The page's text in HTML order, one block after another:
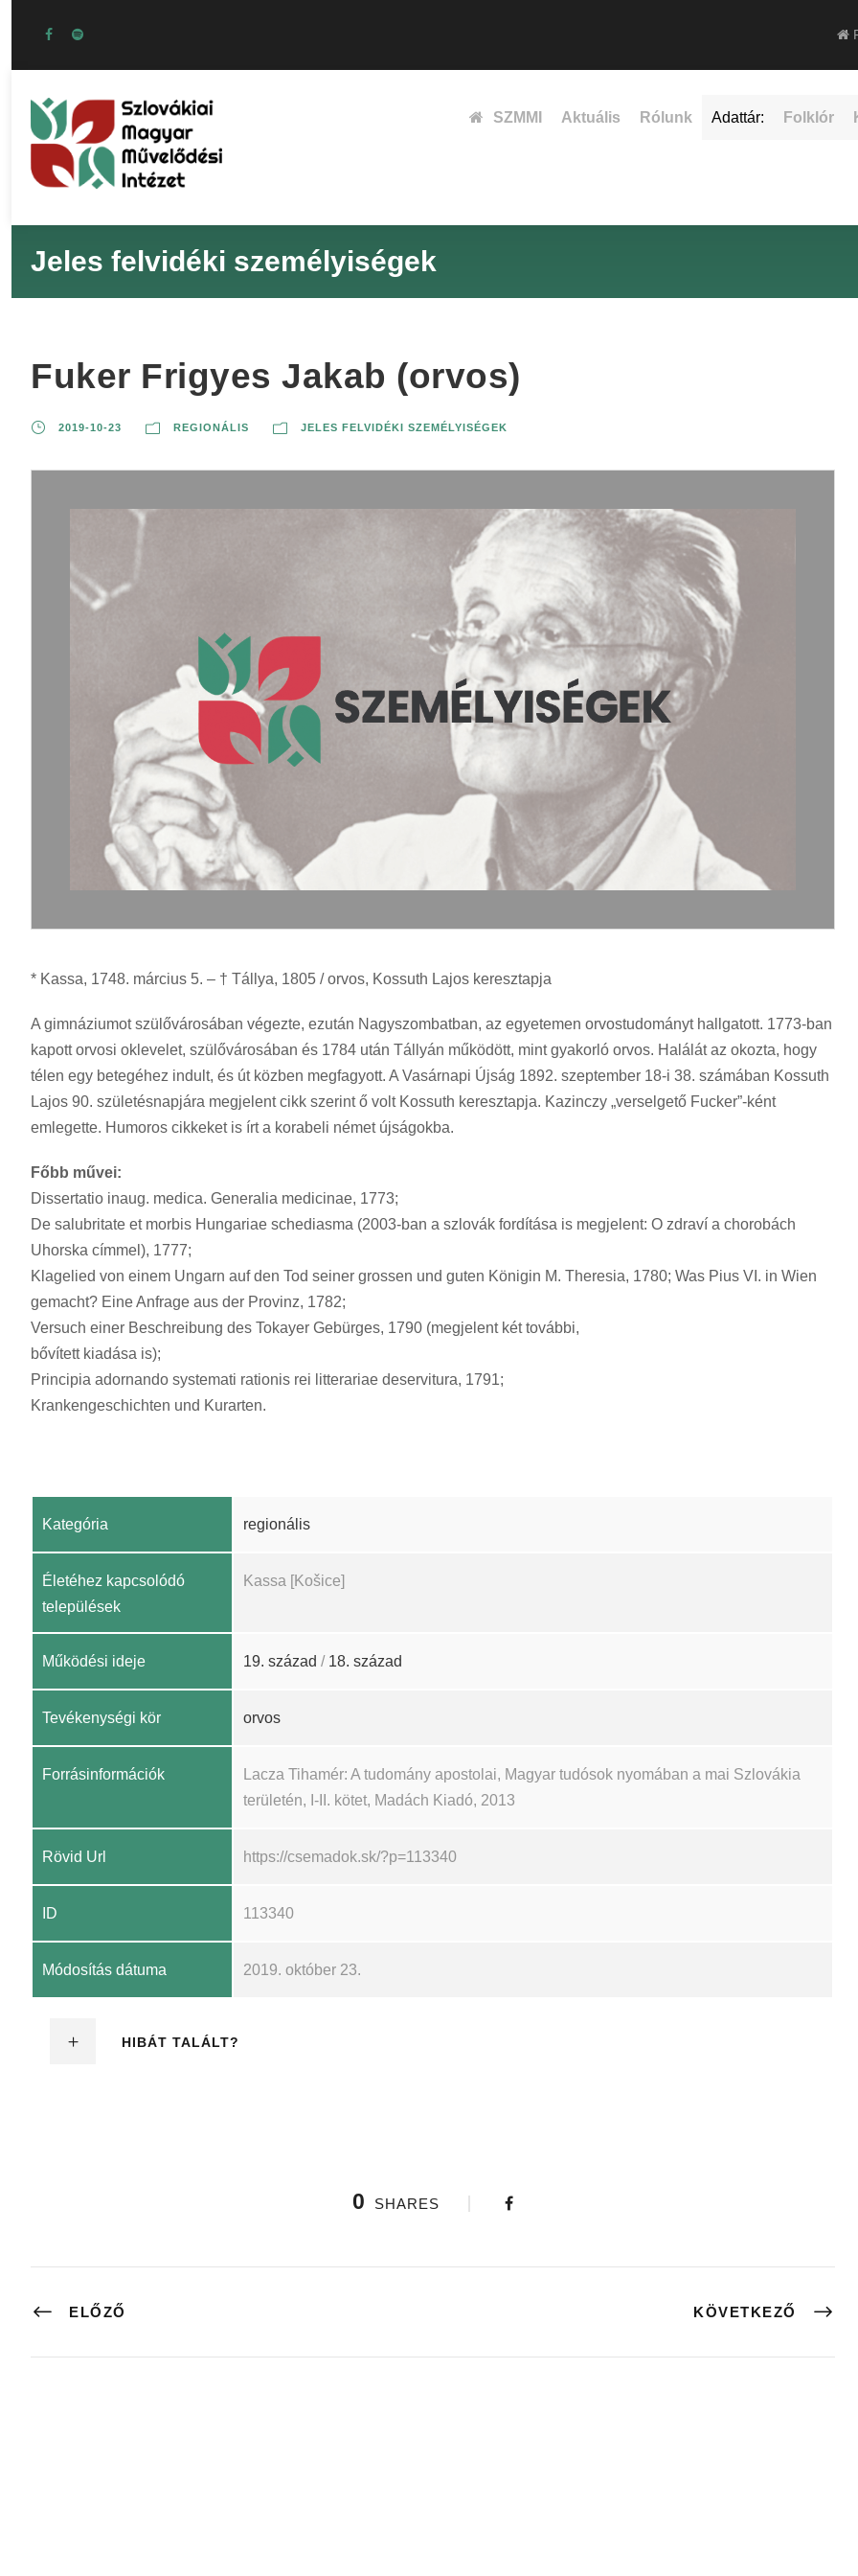
SZMMI Aktuális Rólunk Adattár: Folklór
Jeles felvidéki személyiségek
Fuker Frigyes Jakab (orvos)
2019-10-23 REGIONÁLIS JELES FELVIDÉKI SZEMÉLYISÉGEK
* Kassa, 1748. március 5. – † Tállya, 1805 / orvos, Kossuth Lajos keresztapja
A gimnáziumot szülővárosában végezte, ezután Nagyszombatban, az egyetemen orvostudományt hallgatott. 1773-ban
kapott orvosi oklevelet, szülővárosában és 1784 után Tállyán működött, mint gyakorló orvos. Halálát az okozta, hogy
télen egy betegéhez indult, és út közben megfagyott. A Vasárnapi Újság 1892. szeptember 18-i 38. számában Kossuth
Lajos 90. születésnapjára megjelent cikk szerint ő volt Kossuth keresztapja. Kazinczy „verselgető Fucker”-ként
emlegette. Humoros cikkeket is írt a korabeli német újságokba.
Főbb művei:
Dissertatio inaug. medica. Generalia medicinae, 1773;
De salubritate et morbis Hungariae schediasma (2003-ban a szlovák fordítása is megjelent: O zdraví a chorobách
Uhorska címmel), 1777;
Klagelied von einem Ungarn auf den Tod seiner grossen und guten Königin M. Theresia, 1780; Was Pius VI. in Wien
gemacht? Eine Anfrage aus der Provinz, 1782;
Versuch einer Beschreibung des Tokayer Gebürges, 1790 (megjelent két további,
bővített kiadása is);
Principia adornando systemati rationis rei litterariae deservitura, 1791;
Krankengeschichten und Kurarten.
Kategória regionális
Életéhez kapcsolódó
települések
Kassa [Košice]
Működési ideje 19. század / 18. század
Tevékenységi kör orvos
Forrásinformációk
Lacza Tihamér: A tudomány apostolai, Magyar tudósok nyomában a mai Szlovákia
területén, I-II. kötet, Madách Kiadó, 2013
Rövid Url https://csemadok.sk/?p=113340
ID 113340
Módosítás dátuma 2019. október 23.
HIBÁT TALÁLT?
0 SHARES
ELŐZŐ KÖVETKEZŐ